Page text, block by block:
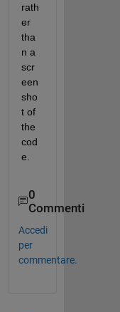
rath
er
tha
n a
scr
een
sho
t of
the
cod
e.
0
Commenti
Accedi
per
commentare.